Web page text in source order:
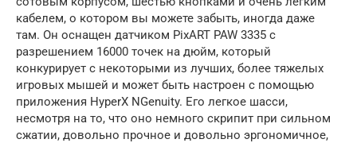
кабелем, о котором вы можете забыть, иногда даже
там. Он оснащен датчиком PixART PAW 3335 с
разрешением 16000 точек на дюйм, который
конкурирует с некоторыми из лучших, более тяжелых
игровых мышей и может быть настроен с помощью
приложения HyperX NGenuity. Его легкое шасси,
несмотря на то, что оно немного скрипит при сильном
сжатии, довольно прочное и довольно эргономичное,